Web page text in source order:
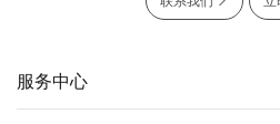
服务中心